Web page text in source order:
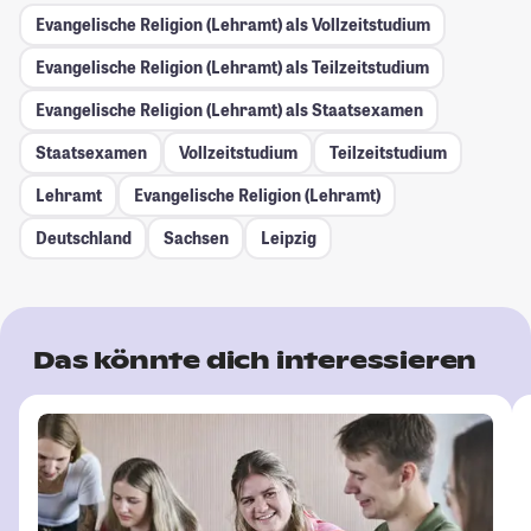
Evangelische Religion (Lehramt) als Vollzeitstudium
Evangelische Religion (Lehramt) als Teilzeitstudium
Evangelische Religion (Lehramt) als Staatsexamen
Staatsexamen
Vollzeitstudium
Teilzeitstudium
Lehramt
Evangelische Religion (Lehramt)
Deutschland
Sachsen Leipzig
Das könnte dich interessieren